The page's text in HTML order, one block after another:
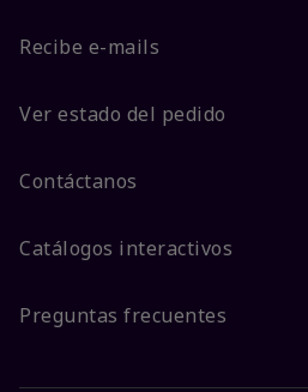
Recibe e-mails
Ver estado del pedido
Contáctanos
Catálogos interactivos
Preguntas frecuentes